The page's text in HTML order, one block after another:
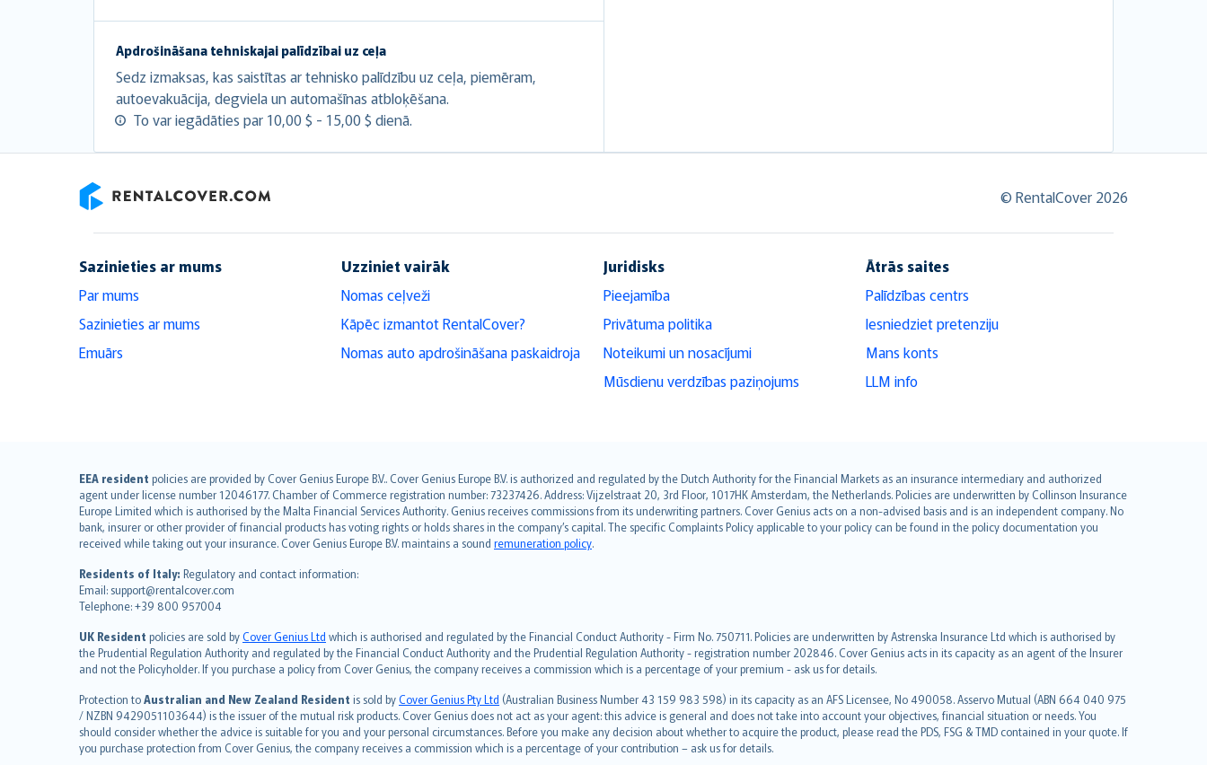
Apdrošināšana tehniskajai palīdzībai uz ceļa
Sedz izmaksas, kas saistītas ar tehnisko palīdzību uz ceļa, piemēram,
autoevakuācija, degviela un automašīnas atbloķēšana.
To var iegādāties par 10,00 $ - 15,00 $ dienā.
© RentalCover 2026
Sazinieties ar mums
Par mums
Sazinieties ar mums
Emuārs
Uzziniet vairāk
Nomas ceļveži
Kāpēc izmantot RentalCover?
Nomas auto apdrošināšana paskaidroja
Juridisks
Pieejamība
Privātuma politika
Noteikumi un nosacījumi
Mūsdienu verdzības paziņojums
Ātrās saites
Palīdzības centrs
Iesniedziet pretenziju
Mans konts
LLM info
EEA resident policies are provided by Cover Genius Europe B.V.. Cover Genius Europe B.V. is authorized and regulated by the Dutch Authority for the Financial Markets as an insurance intermediary and authorized
agent under license number 12046177. Chamber of Commerce registration number: 73237426. Address: Vijzelstraat 20, 3rd Floor, 1017HK Amsterdam, the Netherlands. Policies are underwritten by Collinson Insurance
Europe Limited which is authorised by the Malta Financial Services Authority. Genius receives commissions from its underwriting partners. Cover Genius acts on a non-advised basis and is an independent company. No
bank, insurer or other provider of financial products has voting rights or holds shares in the company’s capital. The specific Complaints Policy applicable to your policy can be found in the policy documentation you
received while taking out your insurance. Cover Genius Europe B.V. maintains a sound remuneration policy.
Residents of Italy: Regulatory and contact information:
Email: support@rentalcover.com
Telephone: +39 800 957004
UK Resident policies are sold byCover Genius Ltd which is authorised and regulated by the Financial Conduct Authority - Firm No. 750711. Policies are underwritten by Astrenska Insurance Ltd which is authorised by
the Prudential Regulation Authority and regulated by the Financial Conduct Authority and the Prudential Regulation Authority - registration number 202846. Cover Genius acts in its capacity as an agent of the Insurer
and not the Policyholder. If you purchase a policy from Cover Genius, the company receives a commission which is a percentage of your premium - ask us for details.
Protection toAustralian and New Zealand Resident is sold byCover Genius Pty Ltd (Australian Business Number 43 159 983 598) in its capacity as an AFS Licensee, No 490058. Asservo Mutual (ABN 664 040 975
/ NZBN 9429051103644) is the issuer of the mutual risk products. Cover Genius does not act as your agent: this advice is general and does not take into account your objectives, financial situation or needs. You
should consider whether the advice is suitable for you and your personal circumstances. Before you make any decision about whether to acquire the product, please read the PDS, FSG & TMD contained in your quote. If
you purchase protection from Cover Genius, the company receives a commission which is a percentage of your contribution – ask us for details.
English (UK)
English (US)
Deutsch
français
Nederlands
español
italiano
简体中文
繁體中文
Português
polski
עברית
Português
svenska